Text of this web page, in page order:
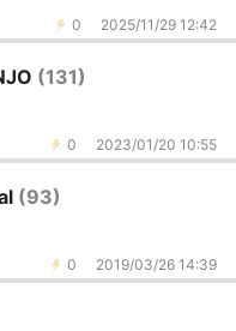
0 2025/11/29 12:42
(131)
0 2023/01/20 10:55
(93)
0 2019/03/26 14:39